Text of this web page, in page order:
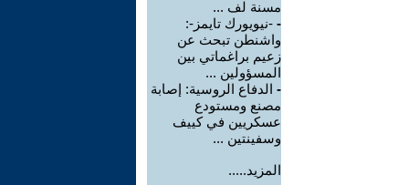
مسنة لف ...
- -نيويورك تايمز-:
واشنطن تبحث عن
زعيم براغماتي بين
المسؤولين ...
- الدفاع الروسية: إصابة
مصنع ومستودع
عسكريين في كييف
وسفينتين ...
المزيد.....